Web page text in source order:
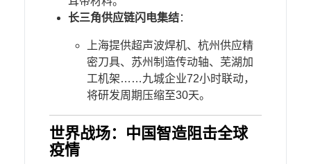
​长三角供应链闪电集结​​：
上海提供超声波焊机、杭州供应精
密刀具、苏州制造传动轴、芜湖加
工机架……九城企业72小时联动，
将研发周期压缩至30天。
​世界战场：中国智造阻击全球
疫情​